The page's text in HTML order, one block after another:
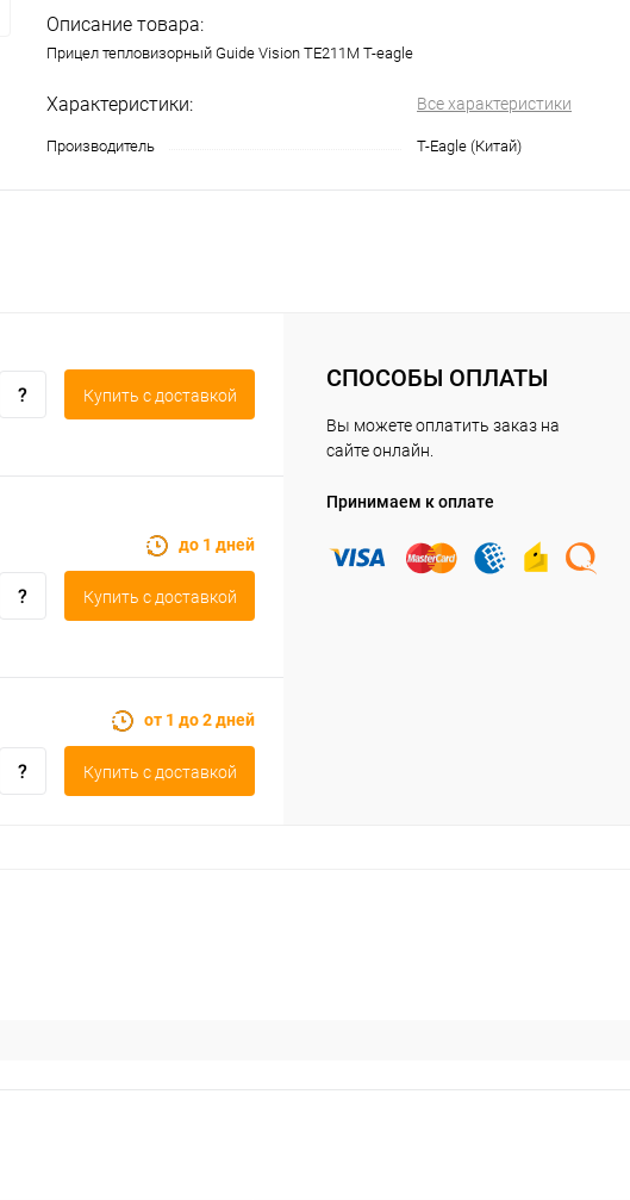
Описание товара:
Прицел тепловизорный Guide Vision TE211M T-eagle
Характеристики: Все характеристики
Производитель T-Eagle (Китай)
Купить c доставкой
до 1 дней
Купить c доставкой
от 1 до 2 дней
Купить c доставкой
СПОСОБЫ ОПЛАТЫ
Вы можете оплатить заказ на
сайте онлайн.
Принимаем к оплате